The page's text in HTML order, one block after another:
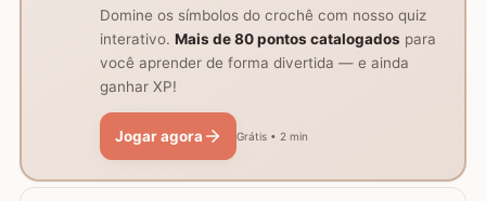
Domine os símbolos do crochê com nosso quiz
interativo. Mais de 80 pontos catalogados para
você aprender de forma divertida — e ainda
ganhar XP!
Jogar agora Grátis • 2 min